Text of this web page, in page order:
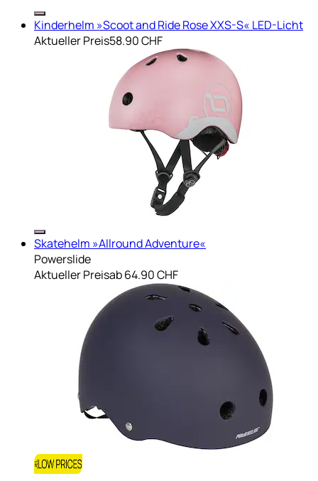
Kinderhelm »Scoot and Ride Rose XXS-S« LED-Licht
Aktueller Preis58.90 CHF
Skatehelm »Allround Adventure«
Powerslide
Aktueller Preisab64.90 CHF